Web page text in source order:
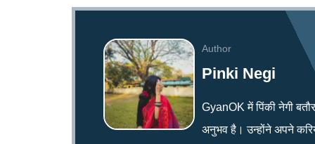
Author
Pinki Negi
GyanOK में पिंकी नेगी
अनुभव है। उन्होंने अपने